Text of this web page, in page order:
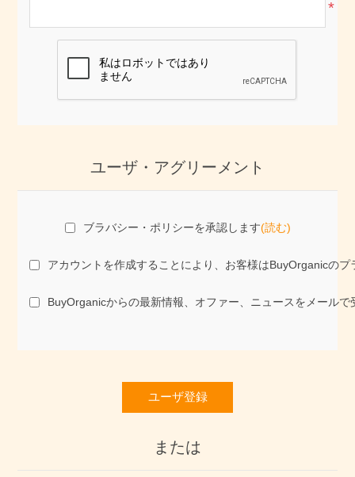
*
ユーザ・アグリーメント
ブラバシー・ポリシーを承認します(読む)
アカウントを作成することにより、お客様はBuyOrganicの
BuyOrganicからの最新情報、オファー、ニュースをメールで
ユーザ登録
または